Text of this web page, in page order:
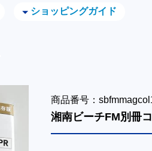
ショッピングガイド
商品番号：
湘南ビーチFM別冊